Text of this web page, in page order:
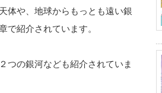
体や、地球からもっとも遠い銀
で紹介されています。
つの銀河なども紹介されていま